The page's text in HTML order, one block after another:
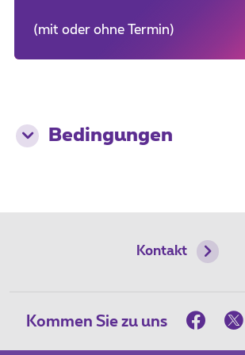
(mit oder ohne Termin)
Bedingungen
Kontakt
Kommen Sie zu uns